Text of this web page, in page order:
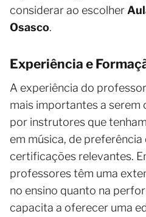
considerar ao escolher
Osasco.
Experiência e
A experiência do
mais importantes a serem
por instrutores que
em música, de
certificações relevantes.
professores têm uma
no ensino quanto na
capacita a oferecer uma